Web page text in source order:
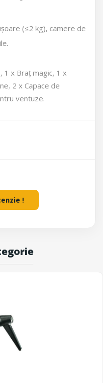
(≤2 kg), camere de
1 x Braț magic, 1 x
2 x Capace de
ventuze.
!